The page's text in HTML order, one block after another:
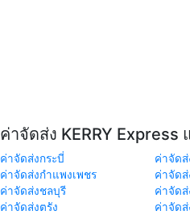
ค่าจัดส่ง KERRY Express
ค่าจัดส่งกระบี่ ค่าจัด
ค่าจัดส่งกำแพงเพชร
ค่าจัด
ค่าจัดส่งชลบุรี
ค่าจัด
ค่าจัดส่งตรัง
ค่าจัด